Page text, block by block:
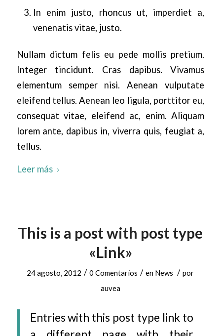
In enim justo, rhoncus ut, imperdiet a,
venenatis vitae, justo.
Nullam dictum felis eu pede mollis pretium.
Integer tincidunt. Cras dapibus. Vivamus
elementum semper nisi. Aenean vulputate
eleifend tellus. Aenean leo ligula, porttitor eu,
consequat vitae, eleifend ac, enim. Aliquam
lorem ante, dapibus in, viverra quis, feugiat a,
tellus.
Leer más
This is a post with post type
«Link»
24 agosto, 2012 / 0 Comentarios / en News / por
auvea
Entries with this post type link to